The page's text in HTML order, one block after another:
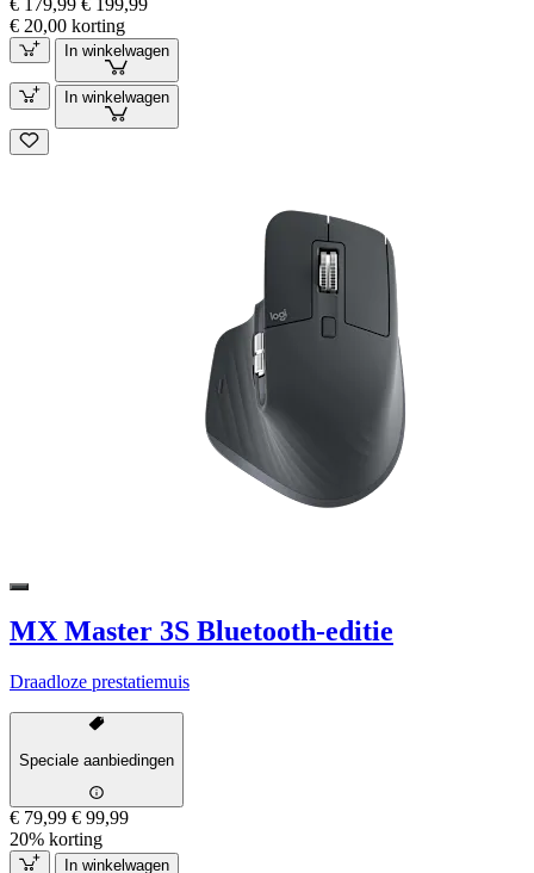
€ 20,00 korting
In winkelwagen
In winkelwagen
MX Master 3S Bluetooth-editie
Draadloze prestatiemuis
Speciale aanbiedingen
€ 79,99 € 99,99
20% korting
In winkelwagen